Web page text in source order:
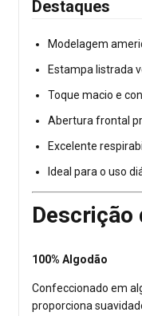
Destaques
Modelagem
Estampa listrada
Toque macio e
Abertura frontal
Excelente
Ideal para o uso
Descrição
100% Algodão
Confeccionado em
proporciona